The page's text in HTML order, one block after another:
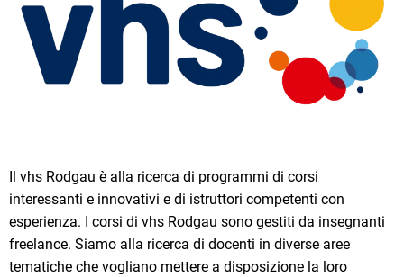
Il vhs Rodgau è alla ricerca di programmi di corsi
interessanti e innovativi e di istruttori competenti con
esperienza. I corsi di vhs Rodgau sono gestiti da insegnanti
freelance. Siamo alla ricerca di docenti in diverse aree
tematiche che vogliano mettere a disposizione la loro